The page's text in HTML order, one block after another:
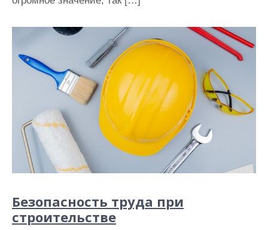
Безопасность труда при
строительстве